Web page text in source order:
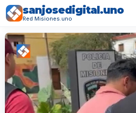
sanjosedigital.uno
Red Misiones.uno